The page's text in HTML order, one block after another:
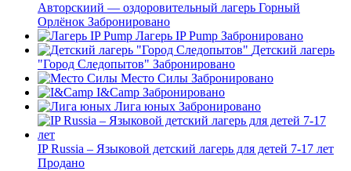
Авторскиий — оздоровительный лагерь Горный
Орлёнок Забронировано
Лагерь IP Pump Забронировано
Детский лагерь
"Город Следопытов" Забронировано
Место Силы Забронировано
I&Camp Забронировано
Лига юных Забронировано
IP Russia – Языковой детский лагерь для детей 7-17 лет
Продано